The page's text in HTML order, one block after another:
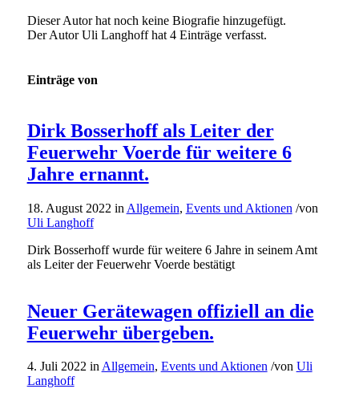
Dieser Autor hat noch keine Biografie hinzugefügt.
Der AutorUli Langhoffhat 4 Einträge verfasst.
Einträge von
Dirk Bosserhoff als Leiter der
Feuerwehr Voerde für weitere 6
Jahre ernannt.
18. August 2022 in Allgemein, Events und Aktionen /von
Uli Langhoff
Dirk Bosserhoff wurde für weitere 6 Jahre in seinem Amt
als Leiter der Feuerwehr Voerde bestätigt
Neuer Gerätewagen offiziell an die
Feuerwehr übergeben.
4. Juli 2022 inAllgemein, Events und Aktionen /von Uli
Langhoff